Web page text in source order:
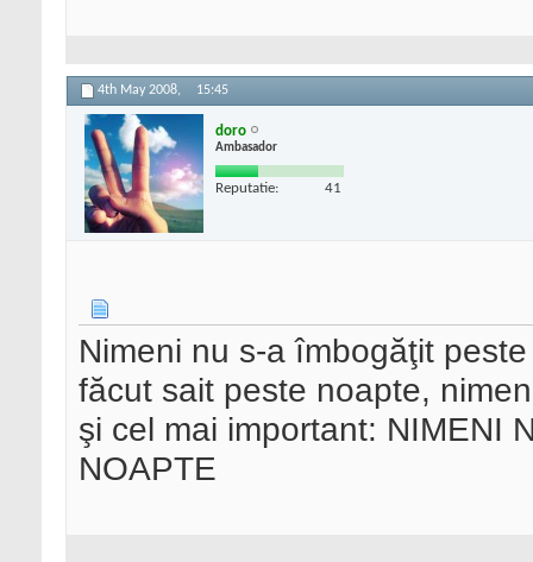
4th May 2008, 15:45
doro
Ambasador
Reputatie: 41
Nimeni nu s-a îmbogăţit
făcut sait peste noapte,
şi cel mai important: NIMENI
NOAPTE